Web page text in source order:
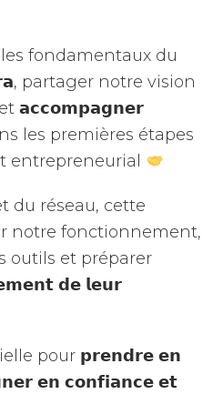
fondamentaux du
partager notre vision
𝗮𝗰𝗰𝗼𝗺𝗽𝗮𝗴𝗻𝗲𝗿
les premières étapes
entrepreneurial
du réseau, cette
notre fonctionnement,
outils et préparer
𝗱𝗲 𝗹𝗲𝘂𝗿
pour 𝗽𝗿𝗲𝗻𝗱𝗿𝗲 𝗲𝗻
𝗲𝗻 𝗰𝗼𝗻𝗳𝗶𝗮𝗻𝗰𝗲 𝗲𝘁